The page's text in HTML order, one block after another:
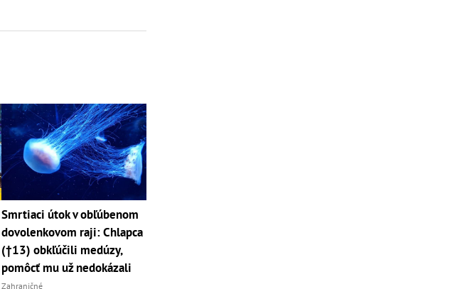
Smrtiaci útok v obľúbenom
dovolenkovom raji: Chlapca
(†13) obkľúčili medúzy,
pomôcť mu už nedokázali
Zahraničné